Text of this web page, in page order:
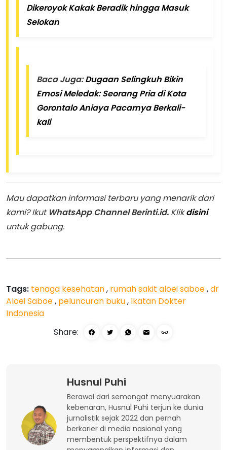
Dikeroyok Kakak Beradik hingga Masuk
Selokan
Baca Juga:Dugaan Selingkuh Bikin
Emosi Meledak: Seorang Pria di Kota
Gorontalo Aniaya Pacarnya Berkali-
kali
Mau dapatkan informasi terbaru yang menarik dari
kami? Ikut WhatsApp Channel Berinti.id. Klikdisini
untuk gabung.
Tags: tenaga kesehatan, rumah sakit aloei saboe,dr
Aloei Saboe, peluncuran buku, Ikatan Dokter
Indonesia
Share:
Husnul Puhi
Berawal dari semangat menyuarakan
kebenaran, Husnul Puhi terjun ke dunia
jurnalistik sejak 2022 dan pernah
berkarier di media nasional yang
membentuk perspektifnya dalam